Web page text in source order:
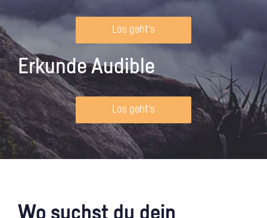
Los geht's
Erkunde Audible
Los geht's
Wo suchst du dein